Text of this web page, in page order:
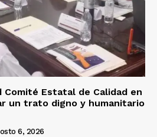
Estatal de Calidad en
un trato digno y humanitario
6, 2026